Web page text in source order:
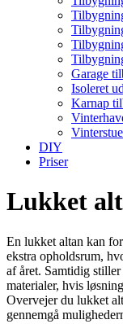
Garage
Isoleret
Karnap
DIY
Priser
Lukket
En lukket altan kan
ekstra opholdsrum,
af året. Samtidig
materialer, hvis
Overvejer du lukket
gennemgå